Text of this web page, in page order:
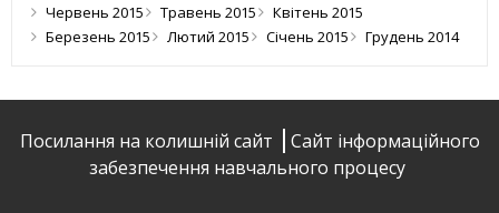
Червень 2015
Травень 2015
Квітень 2015
Березень 2015
Лютий 2015 Січень 2015 Грудень 2014
Посилання на колишній сайт
Сайт інформаційного
забезпечення навчального процесу